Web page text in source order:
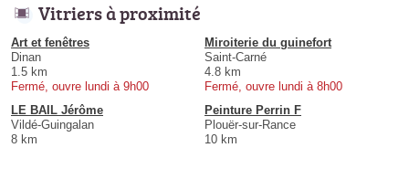
Vitriers à proximité
Art et fenêtres
Dinan
1.5 km
Fermé, ouvre lundi à 9h00
Miroiterie du guinefort
Saint-Carné
4.8 km
Fermé, ouvre lundi à 8h00
LE BAIL Jérôme
Vildé-Guingalan
8 km
Peinture Perrin F
Plouër-sur-Rance
10 km